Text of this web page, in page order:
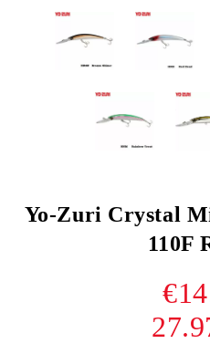
Yo-Zuri Crystal
110F